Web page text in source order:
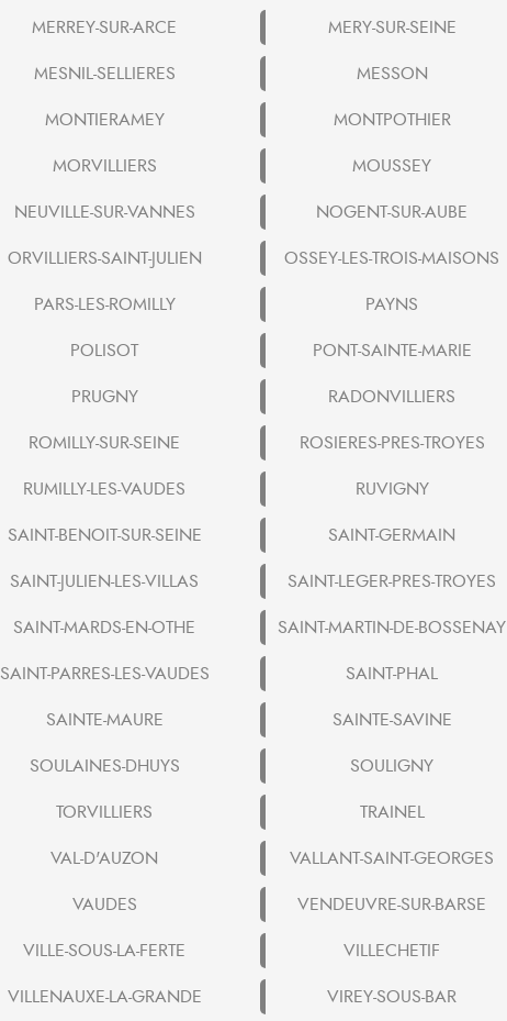
MERREY-SUR-ARCE MERY-SUR-SEINE
MESNIL-SELLIERES MESSON
MONTIERAMEY MONTPOTHIER
MORVILLIERS MOUSSEY
NEUVILLE-SUR-VANNES NOGENT-SUR-AUBE
ORVILLIERS-SAINT-JULIEN OSSEY-LES-TROIS-MAISONS
PARS-LES-ROMILLY PAYNS
POLISOT PONT-SAINTE-MARIE
PRUGNY RADONVILLIERS
ROMILLY-SUR-SEINE ROSIERES-PRES-TROYES
RUMILLY-LES-VAUDES RUVIGNY
SAINT-BENOIT-SUR-SEINE SAINT-GERMAIN
SAINT-JULIEN-LES-VILLAS SAINT-LEGER-PRES-TROYES
SAINT-MARDS-EN-OTHE SAINT-MARTIN-DE-BOSSENAY
SAINT-PARRES-LES-VAUDES SAINT-PHAL
SAINTE-MAURE SAINTE-SAVINE
SOULAINES-DHUYS SOULIGNY
TORVILLIERS TRAINEL
VAL-D'AUZON VALLANT-SAINT-GEORGES
VAUDES VENDEUVRE-SUR-BARSE
VILLE-SOUS-LA-FERTE VILLECHETIF
VILLENAUXE-LA-GRANDE VIREY-SOUS-BAR